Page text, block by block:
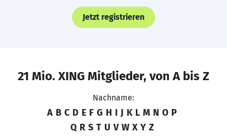
Jetzt registrieren
21 Mio. XING Mitglieder, von A bis Z
Nachname:
A B C D E F G H I J K L M N O P
Q R S T U V W X Y Z